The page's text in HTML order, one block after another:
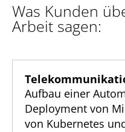
Was Kunden
Arbeit sagen:
Aufbau einer Automatisierung zum
Deployment von
von Kubernetes